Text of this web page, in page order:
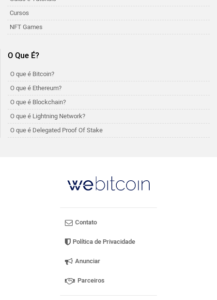
Cursos
NFT Games
O Que É?
O que é Bitcoin?
O que é Ethereum?
O que é Blockchain?
O que é Lightning Network?
O que é Delegated Proof Of Stake
Contato
Política de Privacidade
Anunciar
Parceiros